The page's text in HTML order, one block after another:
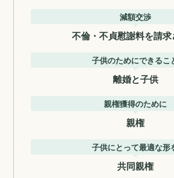
減額交渉
不倫・不貞慰謝料を請求
子供のためにできるこ
離婚と子供
親権獲得のために
親権
子供にとって最適な形
共同親権